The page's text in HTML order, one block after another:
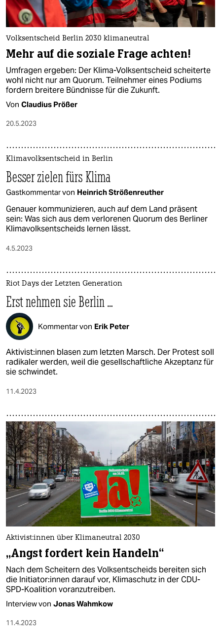
Volksentscheid Berlin 2030 klimaneutral
Mehr auf die soziale Frage achten!
Umfragen ergeben: Der Klima-Volksentscheid scheiterte
wohl nicht nur am Quorum. Teilnehmer eines Podiums
fordern breitere Bündnisse für die Zukunft.
Von Claudius Prößer
20.5.2023
Klimavolksentscheid in Berlin
Besser zielen fürs Klima
Gastkommentar von Heinrich Strößenreuther
Genauer kommunizieren, auch auf dem Land präsent
sein: Was sich aus dem verlorenen Quorum des Berliner
Klimavolksentscheids lernen lässt.
4.5.2023
Riot Days der Letzten Generation
Erst nehmen sie Berlin …
Kommentar von Erik Peter
Ak­ti­vis­t:in­nen blasen zum letzten Marsch. Der Protest soll
radikaler werden, weil die gesellschaftliche Akzeptanz für
sie schwindet.
11.4.2023
Ak­ti­vis­t:innen über Klimaneutral 2030
„Angst fordert kein Handeln“
Nach dem Scheitern des Volksentscheids bereiten sich
die In­itia­to­r:in­nen darauf vor, Klimaschutz in der CDU-
SPD-Koalition voranzutreiben.
Interview von Jonas Wahmkow
11.4.2023